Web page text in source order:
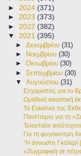
► 2024 (371)
► 2023 (373)
► 2022 (382)
▼ 2021 (395)
►Δεκεμβρίου(31)
►
Νοεμβρίου(30)
►Οκτωβρίου(30)
►Σεπτεμβρίου(30)
▼Αυγούστου(31)
Ευχαριστίες για το
Ομαδική εικαστική
Τα Εγκαίνια της
Πανέτοιμοι για τη
Τελευταίοι
Για τη φυγόκεντρη
"Η άγνωστη
«Ζωγραφική σε